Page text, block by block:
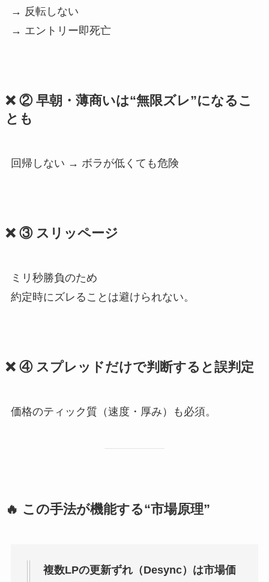
→ 反転しない
→ エントリー即死亡
❌ ② 早朝・薄商いは“無限ズレ”になるこ
とも
回帰しない → ボラが低くても危険
❌ ③ スリッページ
ミリ秒勝負のため
約定時にズレることは避けられない。
❌ ④ スプレッドだけで判断すると誤判定
価格のティック質（速度・厚み）も必須。
🔥 この手法が機能する“市場原理”
複数LPの更新ずれ（Desync）は市場価